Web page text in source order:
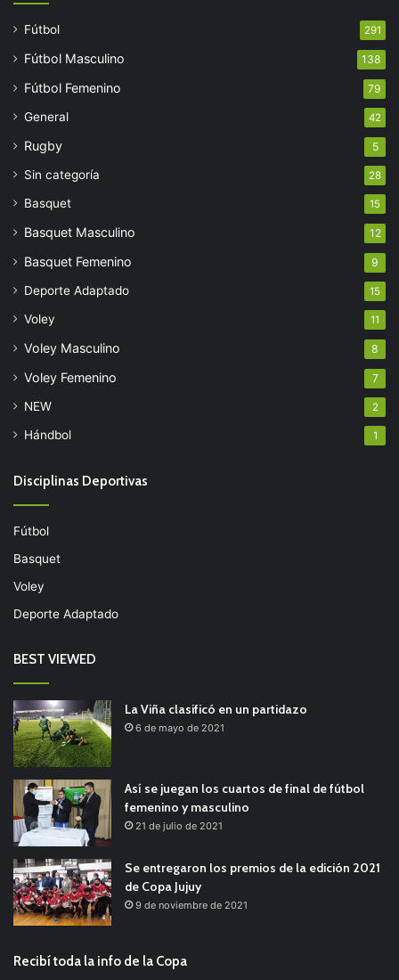
Fútbol 291
Fútbol Masculino 138
Fútbol Femenino 79
General 42
Rugby 5
Sin categoría 28
Basquet 15
Basquet Masculino 12
Basquet Femenino 9
Deporte Adaptado 15
Voley 11
Voley Masculino 8
Voley Femenino 7
NEW 2
Hándbol 1
Disciplinas Deportivas
Fútbol
Basquet
Voley
Deporte Adaptado
BEST VIEWED
La Viña clasificó en un partidazo
6 de mayo de 2021
Así se juegan los cuartos de final de fútbol
femenino y masculino
21 de julio de 2021
Se entregaron los premios de la edición 2021
de Copa Jujuy
9 de noviembre de 2021
Recibí toda la info de la Copa